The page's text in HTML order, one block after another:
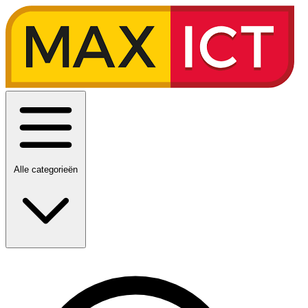
Alle categorieën